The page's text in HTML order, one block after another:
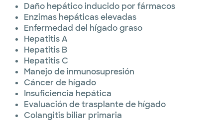
Daño hepático inducido por fármacos
Enzimas hepáticas elevadas
Enfermedad del hígado graso
Hepatitis A
Hepatitis B
Hepatitis C
Manejo de inmunosupresión
Cáncer de hígado
Insuficiencia hepática
Evaluación de trasplante de hígado
Colangitis biliar primaria